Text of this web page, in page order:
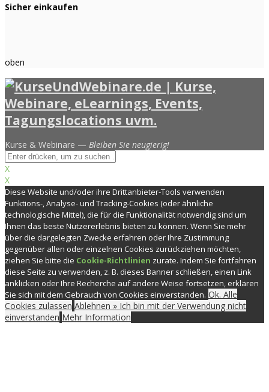
Sicher einkaufen
oben
Kurse & Webinare — Bleiben Sie neugierig!
X
X
Diese Website und/oder ihre Drittanbieter-Tools verwenden
Funktions-, Analyse- und Tracking-Cookies (oder ähnliche
technologische Mittel), die für die Funktionalität notwendig sind um
Ihnen das beste Nutzererlebnis bieten zu können. Wenn Sie mehr
über die dargelegten Zwecke erfahren oder Ihre Zustimmung
gegenüber allen oder einzelnen Cookies zurückziehen möchten,
ziehen Sie bitte die Cookie-Richtlinien zurate. Indem Sie fortfahren
diese Seite zu verwenden, z. B. dieses Banner schließen, einen Link
anklicken oder Ihre Recherche auf andere Weise fortsetzen, erklären
Sie sich mit dem Gebrauch von Cookies einverstanden. Ok. Alle
Cookies zulassen Ablehnen » Ich bin mit der Verwendung nicht
einverstanden Mehr Information